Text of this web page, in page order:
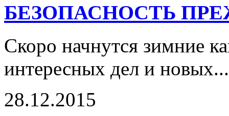
БЕЗОПАСНОСТЬ
Скоро начнутся зимние
интересных дел и
28.12.2015